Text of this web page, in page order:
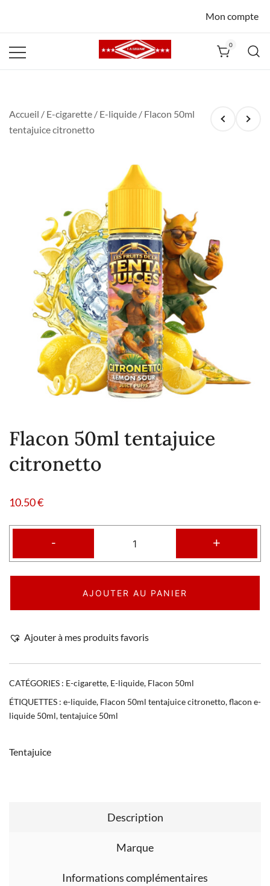
Mon compte
0
Accueil / E-cigarette / E-liquide / Flacon 50ml
tentajuice citronetto
Flacon 50ml tentajuice
citronetto
10.50€
- +
AJOUTER AU PANIER
Ajouter à mes produits favoris
CATÉGORIES : E-cigarette, E-liquide, Flacon 50ml
ÉTIQUETTES : e-liquide, Flacon 50ml tentajuice citronetto,flacon e-
liquide 50ml,tentajuice 50ml
Tentajuice
Description
Marque
Informations complémentaires